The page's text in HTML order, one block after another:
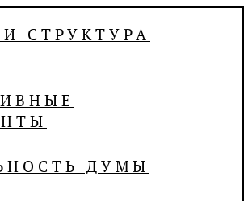
СТРУКТУРА
ДУМЫ